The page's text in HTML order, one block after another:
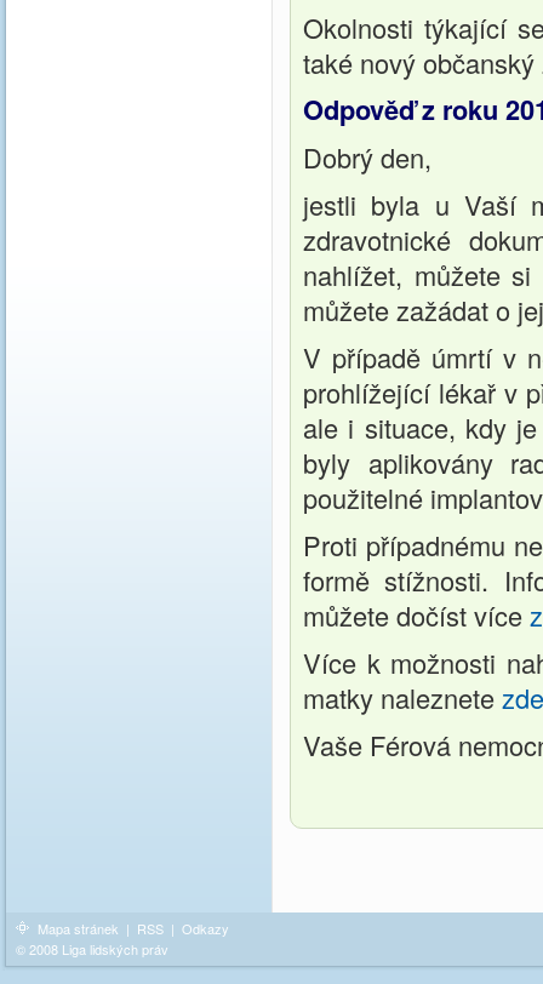
Okolnosti týkající
také nový
Odpověď z roku
Dobrý den,
jestli byla u Vaší
zdravotnické
nahlížet, můžete
můžete zažádat o
V případě úmrtí v
prohlížející lékař v
ale i situace, kdy
byly aplikovány
použitelné
Proti případnému
formě stížnosti.
můžete dočíst více
Více k možnosti
matky naleznetezde
Vaše Férová
Mapa stránek | RSS | Odkazy
© 2008 Liga lidských práv